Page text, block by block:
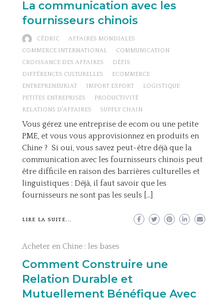
La communication avec les
fournisseurs chinois
CÉDRIC
AFFAIRES MONDIALES
COMMERCE INTERNATIONAL
COMMUNICATION
CROISSANCE DES AFFAIRES
DÉFIS
DIFFÉRENCES CULTURELLES
ECOMMERCE
ENTREPRENEURIAT
IMPORT EXPORT
LOGISTIQUE
PETITES ENTREPRISES
PRODUCTIVITÉ
RELATIONS D'AFFAIRES
SUPPLY CHAIN
Vous gérez une entreprise de ecom ou une petite
PME, et vous vous approvisionnez en produits en
Chine ? Si oui, vous savez peut-être déjà que la
communication avec les fournisseurs chinois peut
être difficile en raison des barrières culturelles et
linguistiques : Déjà, il faut savoir que les
fournisseurs ne sont pas les seuls […]
LIRE LA SUITE...
Acheter en Chine : les bases
Comment Construire une
Relation Durable et
Mutuellement Bénéfique Avec